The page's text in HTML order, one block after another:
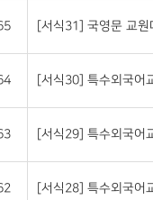
[서식31] 국영문 교
[서식30] 특수외국어
[서식29] 특수외국어
[서식28] 특수외국어